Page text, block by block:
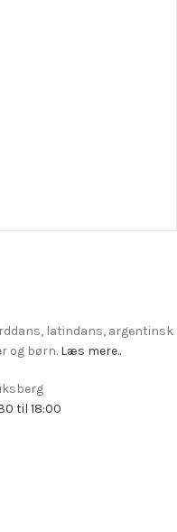
latindans, argentinsk
og børn. Læs mere..
til 18:00